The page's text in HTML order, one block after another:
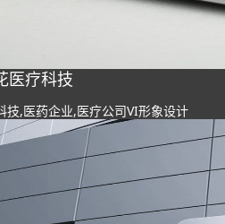
医疗科技
技,医药企业,医疗公司VI形象设计